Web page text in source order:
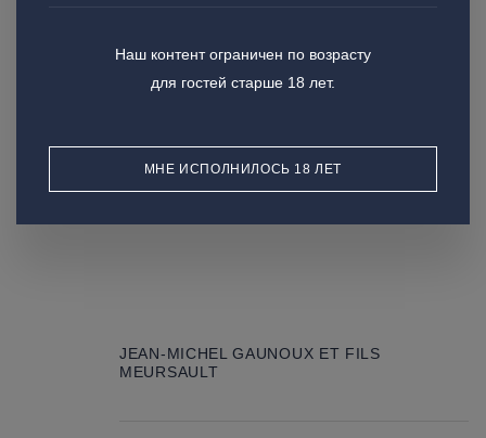
Наш контент ограничен по возрасту
для гостей старше 18 лет.
МНЕ ИСПОЛНИЛОСЬ 18 ЛЕТ
JEAN-MICHEL GAUNOUX ET FILS
POMMARD LES PERRIER
Красное, Сухое, 0.75
JEAN-MICHEL GAUNOUX ET FILS
MEURSAULT